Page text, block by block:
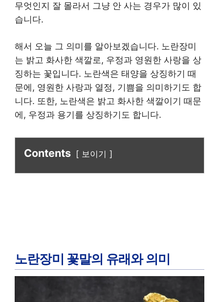
무엇인지 잘 몰라서 그냥 안 사는 경우가 많이 있
습니다.
해서 오늘 그 의미를 알아보겠습니다. 노란장미
는 밝고 화사한 색깔로, 우정과 영원한 사랑을 상
징하는 꽃입니다. 노란색은 태양을 상징하기 때
문에, 영원한 사랑과 열정, 기쁨을 의미하기도 합
니다. 또한, 노란색은 밝고 화사한 색깔이기 때문
에, 우정과 용기를 상징하기도 합니다.
Contents 보이기
노란장미 꽃말의 유래와 의미